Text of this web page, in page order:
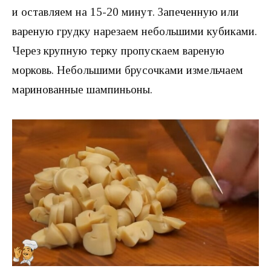
и оставляем на 15-20 минут. Запеченную или
вареную грудку нарезаем небольшими кубиками.
Через крупную терку пропускаем вареную
морковь. Небольшими брусочками измельчаем
маринованные шампиньоны.